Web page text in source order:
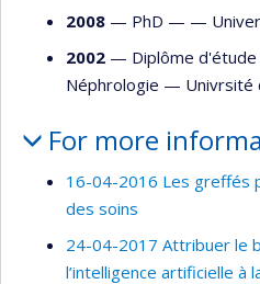
2008 — PhD — —
2002 — Diplôme
Néphrologie — Univrsité
For more
16-04-2016 Les greffés
des soins
24-04-2017 Attribuer le
l’intelligence artificielle à